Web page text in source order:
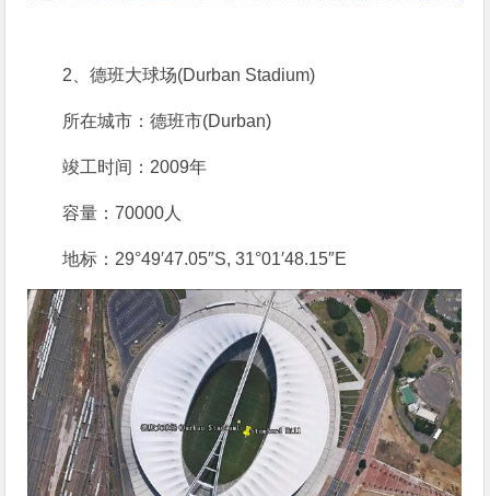
2、德班大球场(Durban Stadium)
所在城市：德班市(Durban)
竣工时间：2009年
容量：70000人
地标：29°49′47.05″S, 31°01′48.15″E